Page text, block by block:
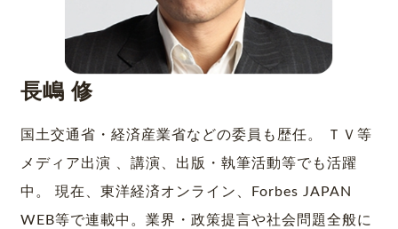
長嶋 修
国土交通省・経済産業省などの委員も歴任。 ＴＶ等
メディア出演 、講演、出版・執筆活動等でも活躍
中。 現在、東洋経済オンライン、Forbes JAPAN
WEB等で連載中。業界・政策提言や社会問題全般に